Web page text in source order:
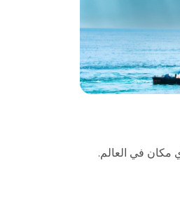
في العالم.